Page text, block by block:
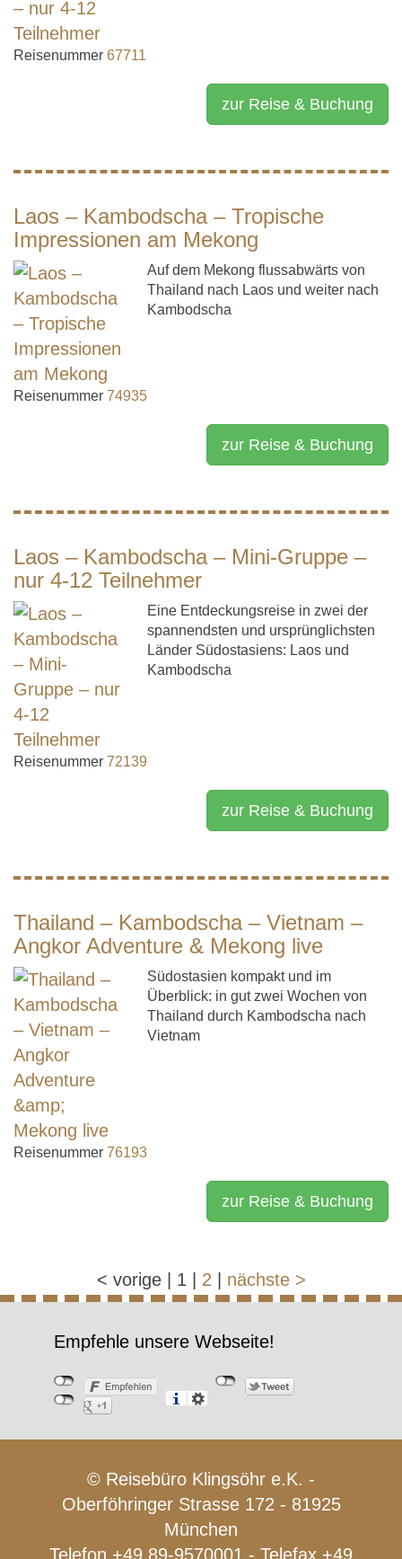
Reisenummer 67711
zur Reise & Buchung
Laos – Kambodscha – Tropische
Impressionen am Mekong
Auf dem Mekong flussabwärts von
Thailand nach Laos und weiter nach
Kambodscha
Reisenummer 74935
zur Reise & Buchung
Laos – Kambodscha – Mini-Gruppe –
nur 4-12 Teilnehmer
Eine Entdeckungsreise in zwei der
spannendsten und ursprünglichsten
Länder Südostasiens: Laos und
Kambodscha
Reisenummer 72139
zur Reise & Buchung
Thailand – Kambodscha – Vietnam –
Angkor Adventure & Mekong live
Südostasien kompakt und im
Überblick: in gut zwei Wochen von
Thailand durch Kambodscha nach
Vietnam
Reisenummer 76193
zur Reise & Buchung
< vorige 1 2 nächste >
Empfehle unsere Webseite!
© Reisebüro Klingsöhr e.K. -
Oberföhringer Strasse 172 - 81925
München
Telefon +49 89-9570001 - Telefax +49